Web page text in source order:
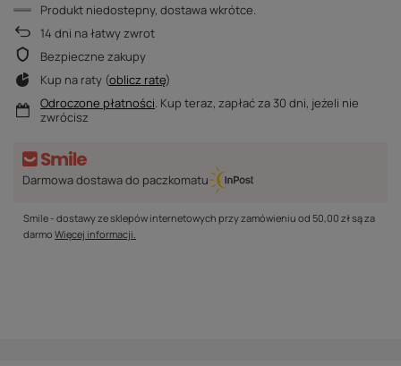
Produkt niedostepny, dostawa wkrótce
14 dni na łatwy zwrot
Bezpieczne zakupy
Kup na raty (oblicz ratę)
Odroczone płatności. Kup teraz, zapłać za 30 dni, jeżeli nie
zwrócisz
Darmowa dostawa do paczkomatu
Smile - dostawy ze sklepów internetowych przy zamówieniu od 50,00 złsą za
darmo Więcej informacji.